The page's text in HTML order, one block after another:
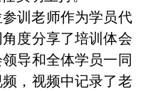
参训老师作为学员代
角度分享了培训体会
导和全体学员一同
，视频中记录了老